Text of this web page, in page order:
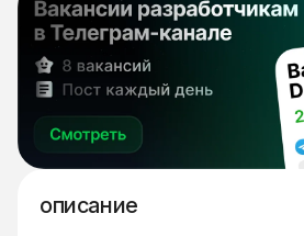
описание